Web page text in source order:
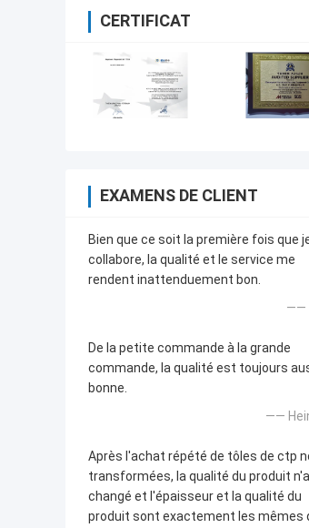
CERTIFICAT
EXAMENS DE CLIENT
Bien que ce soit la première fois que
collabore, la qualité et le service me
rendent inattenduement bon.
——
De la petite commande à la grande
commande, la qualité est toujours
bonne.
——
Après l'achat répété de tôles de ctp
transformées, la qualité du produit
changé et l'épaisseur et la qualité du
produit sont exactement les mêmes